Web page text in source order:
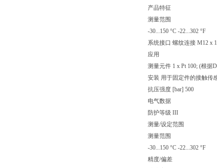
产品特征
测量范围
-30...150 °C -22...302 °F
系统接口 螺纹连接 M12 x
应用
测量元件 1 x Pt 100; (根据
安装 用于固定件的接触传
抗压强度 [bar] 500
电气数据
防护等级 III
测量/设定范围
测量范围
-30...150 °C -22...302 °F
精度/偏差